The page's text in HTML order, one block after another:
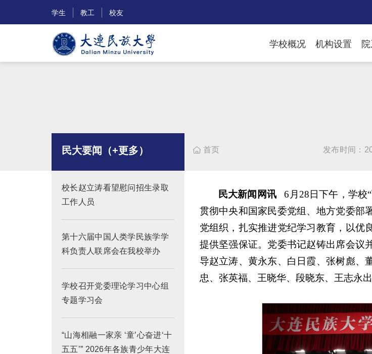
学生 教工 校友
学校概况 机构设置
 首页 发布时间：
民大要闻（+更多）
校长赵立涛看望慰问招生录取
工作人员
第十六届中国人类学民族学学
科负责人联席会在我校举办
学校召开党委理论学习中心组
专题学习会
“山海相融一家亲 ‘童’心奋进‘十
五五’” 2026年各族青少年大连
民大新闻网讯6月28日下午，学校“
贯彻中央和国家民委党组、地方党委部
党组织，扎实推进党纪学习教育，以优
提供坚强保证。党委书记赵铸出席会议
导赵立涛、黄永东、白日霞、张树彪、
忠、张英福、王晓华、段晓东、王志永出